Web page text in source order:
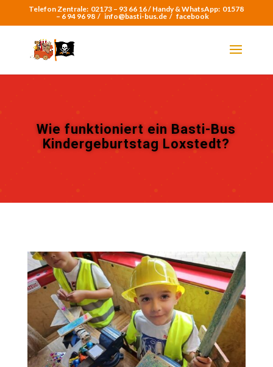
Telefon Zentrale: 02173 – 93 66 16 / Handy & WhatsApp: 01578
– 6 94 96 98 / info@basti-bus.de / facebook
Wie funktioniert ein Basti-Bus
Kindergeburtstag Loxstedt?